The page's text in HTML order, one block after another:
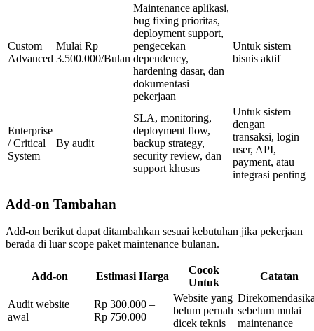
Custom
Advanced
Mulai Rp
3.500.000/Bulan
Maintenance aplikasi,
bug fixing prioritas,
deployment support,
pengecekan
dependency,
hardening dasar, dan
dokumentasi
pekerjaan
Untuk sistem
bisnis aktif
Enterprise
/ Critical
System
By audit
SLA, monitoring,
deployment flow,
backup strategy,
security review, dan
support khusus
Untuk sistem
dengan
transaksi, login
user, API,
payment, atau
integrasi penting
Add-on Tambahan
Add-on berikut dapat ditambahkan sesuai kebutuhan jika pekerjaan
berada di luar scope paket maintenance bulanan.
Add-on Estimasi Harga
Cocok
Untuk
Catatan
Audit website
awal
Rp 300.000 –
Rp 750.000
Website yang
belum pernah
dicek teknis
sebelum mulai
maintenance